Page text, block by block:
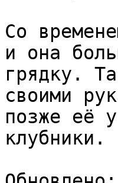
Со
и она
грядку.
своими
позже её
клубники.